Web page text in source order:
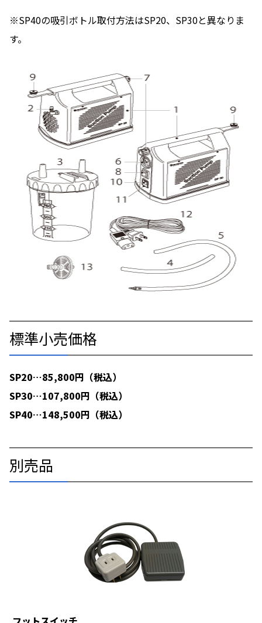
※SP40の吸引ボトル取付方法はSP20、SP30と異なりま
す。
標準小売価格
SP20…85,800円（税込）
SP30…107,800円（税込）
SP40…148,500円（税込）
別売品